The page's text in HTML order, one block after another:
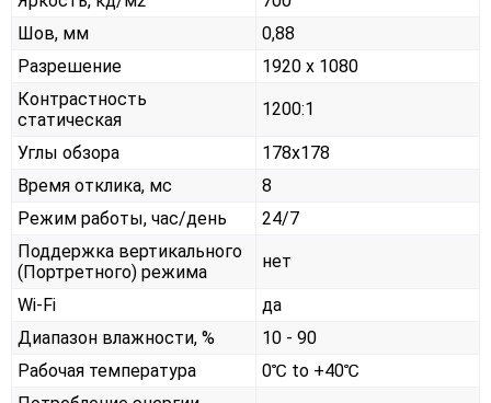
Шов, мм
0,88
Разрешение
1920 x 1080
Контрастность
статическая
1200:1
Углы обзора
178x178
Время отклика, мс
8
Режим работы, час/день
24/7
Поддержка вертикального
(Портретного) режима
нет
Wi-Fi
да
Диапазон влажности, %
10 - 90
Рабочая температура
0℃ to +40℃